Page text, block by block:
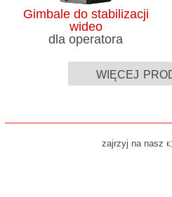
Gimbale do stabilizacji
wideo
dla operatora
więcej
zajrzyj na nasz